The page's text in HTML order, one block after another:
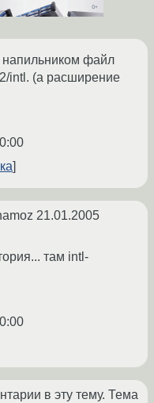
напильником файл
intl. (а расширение
21.01.2005
там intl-
в эту тему. Тема